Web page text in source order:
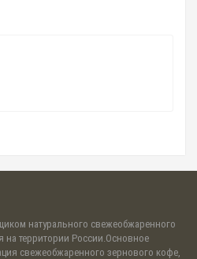
натурального свежеобжаренного
на территории России.Основное
свежеобжаренного зернового кофе,